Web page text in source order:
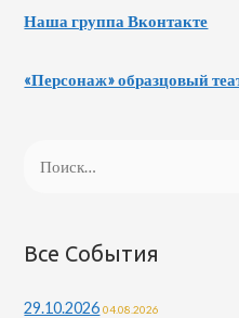
Наша группа Вконтакте
«Персонаж» образцовый
Все События
29.10.2026 04.08.2026